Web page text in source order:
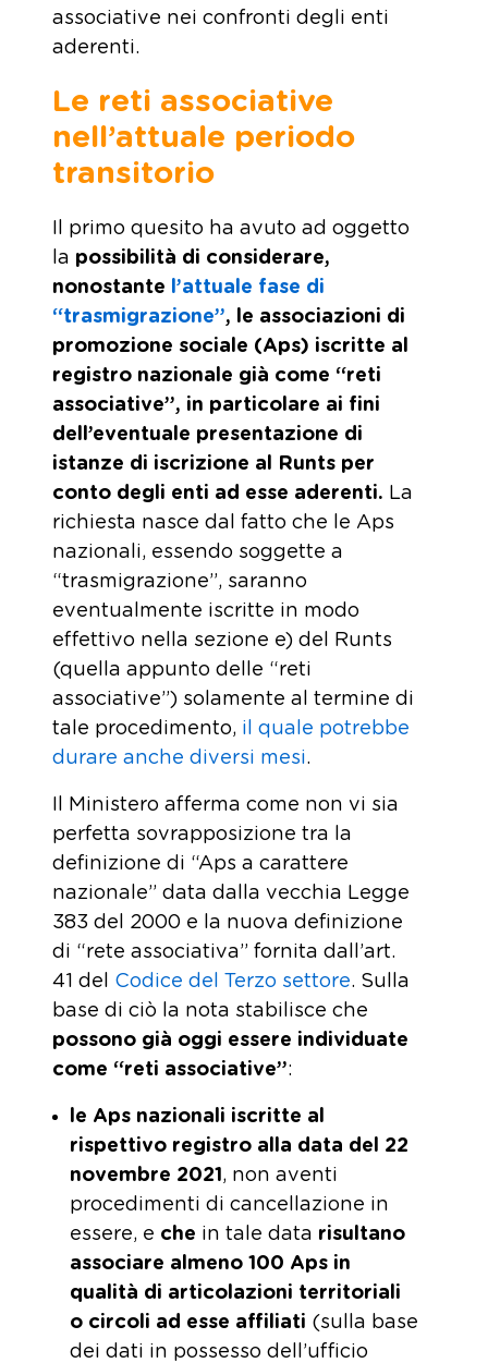
associative nei confronti degli enti
aderenti.
Le reti associative
nell’attuale periodo
transitorio
Il primo quesito ha avuto ad oggetto
la possibilità di considerare,
nonostante l’attuale fase di
“trasmigrazione”, le associazioni di
promozione sociale (Aps) iscritte al
registro nazionale già come “reti
associative”, in particolare ai fini
dell’eventuale presentazione di
istanze di iscrizione al Runts per
conto degli enti ad esse aderenti. La
richiesta nasce dal fatto che le Aps
nazionali, essendo soggette a
“trasmigrazione”, saranno
eventualmente iscritte in modo
effettivo nella sezione e) del Runts
(quella appunto delle “reti
associative”) solamente al termine di
tale procedimento, il quale potrebbe
durare anche diversi mesi.
Il Ministero afferma come non vi sia
perfetta sovrapposizione tra la
definizione di “Aps a carattere
nazionale” data dalla vecchia Legge
383 del 2000 e la nuova definizione
di “rete associativa” fornita dall’art.
41 del Codice del Terzo settore. Sulla
base di ciò la nota stabilisce che
possono già oggi essere individuate
come “reti associative”:
le Aps nazionali iscritte al
rispettivo registro alla data del 22
novembre 2021, non aventi
procedimenti di cancellazione in
essere, e che in tale data risultano
associare almeno 100 Aps in
qualità di articolazioni territoriali
o circoli ad esse affiliati (sulla base
dei dati in possesso dell’ufficio